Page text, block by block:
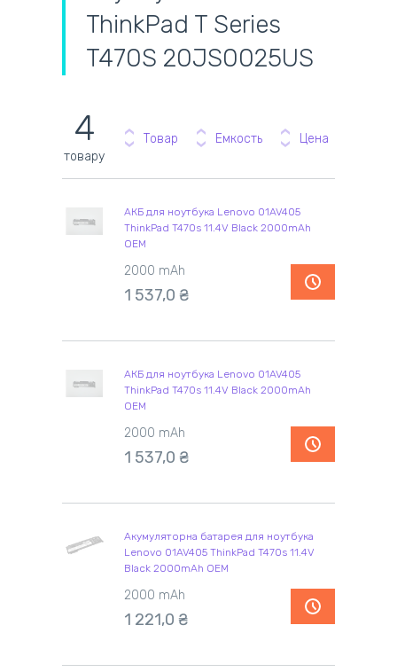
ThinkPad T Series
T470S 20JS0025US
4
товару
Товар Емкость Цена
АКБ для ноутбука Lenovo 01AV405
ThinkPad T470s 11.4V Black 2000mAh
OEM
2000 mAh
1 537,0 ₴
АКБ для ноутбука Lenovo 01AV405
ThinkPad T470s 11.4V Black 2000mAh
OEM
2000 mAh
1 537,0 ₴
Акумуляторна батарея для ноутбука
Lenovo 01AV405 ThinkPad T470s 11.4V
Black 2000mAh OEM
2000 mAh
1 221,0 ₴